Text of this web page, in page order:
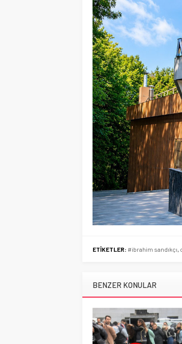
ETİKETLER: #ibrahim sandıkçı,
BENZER KONULAR